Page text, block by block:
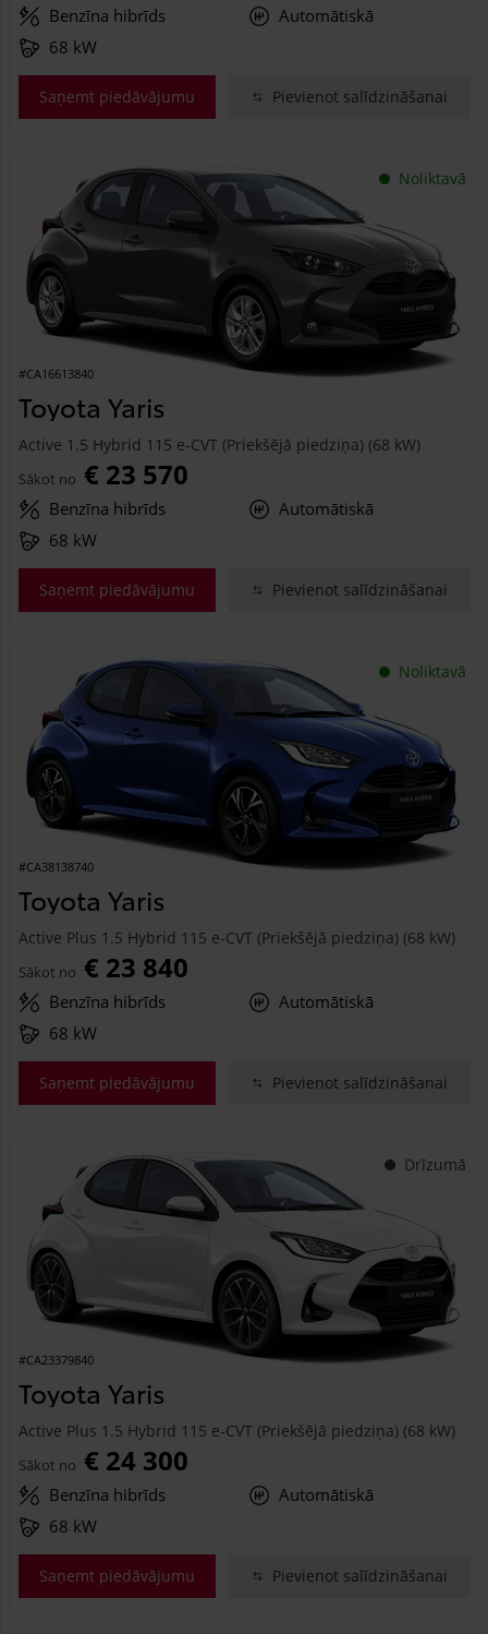
Benzīna hibrīds
Automātiskā
68 kW
Saņemt piedāvājumu Pievienot salīdzināšanai
Noliktavā
#CA16613840
Toyota Yaris
Active 1.5 Hybrid 115 e-CVT (Priekšējā piedziņa) (68 kW)
Sākot no € 23 570
Benzīna hibrīds
Automātiskā
68 kW
Saņemt piedāvājumu Pievienot salīdzināšanai
Noliktavā
#CA38138740
Toyota Yaris
Active Plus 1.5 Hybrid 115 e-CVT (Priekšējā piedziņa) (68 kW)
Sākot no € 23 840
Benzīna hibrīds
Automātiskā
68 kW
Saņemt piedāvājumu Pievienot salīdzināšanai
Drīzumā
#CA23379840
Toyota Yaris
Active Plus 1.5 Hybrid 115 e-CVT (Priekšējā piedziņa) (68 kW)
Sākot no € 24 300
Benzīna hibrīds
Automātiskā
68 kW
Saņemt piedāvājumu Pievienot salīdzināšanai